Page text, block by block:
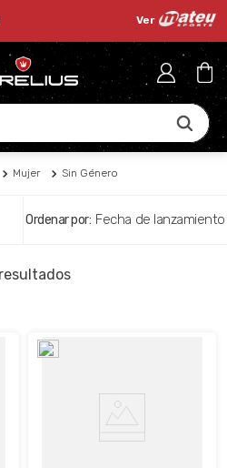
Ver
Mujer Sin Género
Fecha de lanzamiento